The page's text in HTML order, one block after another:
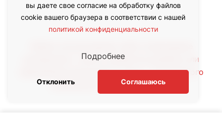
вы даете свое согласие на обработку файлов
cookie вашего браузера в соответствии с нашей
политикой конфиденциальности
Подробнее
Отклонить Соглашаюсь
материалов с сайта, элементов дизайна или
оформления допускается лишь с письменного
разрешения правообладателя.